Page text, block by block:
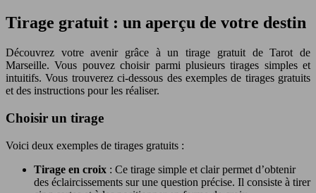
Tirage gratuit : un aperçu de votre destin
Découvrez votre avenir grâce à un tirage gratuit de Tarot de
Marseille. Vous pouvez choisir parmi plusieurs tirages simples et
intuitifs. Vous trouverez ci-dessous des exemples de tirages gratuits
et des instructions pour les réaliser.
Choisir un tirage
Voici deux exemples de tirages gratuits :
Tirage en croix : Ce tirage simple et clair permet d’obtenir
des éclaircissements sur une question précise. Il consiste à tirer